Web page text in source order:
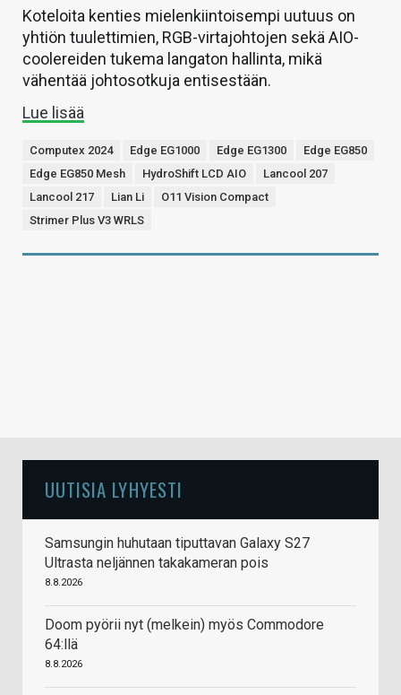
Koteloita kenties mielenkiintoisempi uutuus on
yhtiön tuulettimien, RGB-virtajohtojen sekä AIO-
coolereiden tukema langaton hallinta, mikä
vähentää johtosotkuja entisestään.
Lue lisää
Computex 2024 Edge EG1000 Edge EG1300
Edge EG850
Edge EG850 Mesh
HydroShift LCD AIO
Lancool 207
Lancool 217
Lian Li
O11 Vision Compact
Strimer Plus V3 WRLS
UUTISIA LYHYESTI
Samsungin huhutaan tiputtavan Galaxy S27
Ultrasta neljännen takakameran pois
8.8.2026
Doom pyörii nyt (melkein) myös Commodore
64:llä
8.8.2026